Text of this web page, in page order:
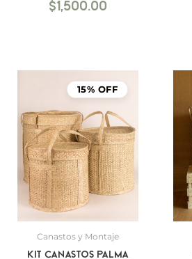
$1,500.00
15% OFF
Canastos y Montaje
Kit canastos palma